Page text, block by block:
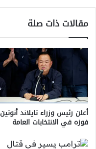
مقالات ذات صلة
أعلن رئيس وزراء تايلاند أنوتين
فوزه في الانتخابات العامة